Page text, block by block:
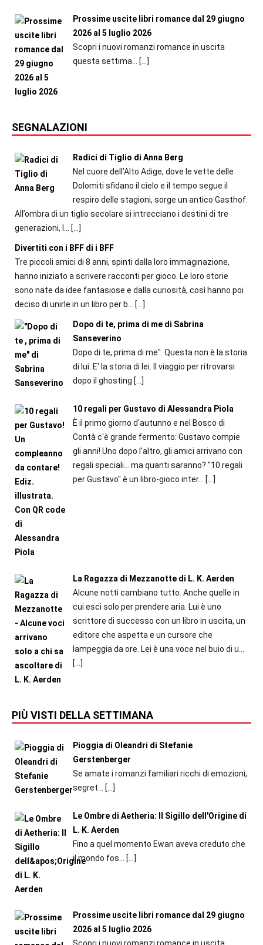
Prossime uscite libri romance dal 29 giugno
2026 al 5 luglio 2026
Scopri i nuovi romanzi romance in uscita
questa settima...
[…]
SEGNALAZIONI
Radici di Tiglio di Anna Berg
Nel cuore dell’Alto Adige, dove le vette delle
Dolomiti sfidano il cielo e il tempo segue il
respiro delle stagioni, sorge un antico Gasthof.
All’ombra di un tiglio secolare si intrecciano i destini di tre
generazioni, l...
[…]
Divertiti con i BFF di i BFF
Tre piccoli amici di 8 anni, spinti dalla loro immaginazione,
hanno iniziato a scrivere racconti per gioco. Le loro storie
sono nate da idee fantasiose e dalla curiosità, così hanno poi
deciso di unirle in un libro per b...
[…]
Dopo di te, prima di me di Sabrina
Sanseverino
Dopo di te, prima di me": Questa non è la storia
di lui. E' la storia di lei. Il viaggio per ritrovarsi
dopo il ghosting […]
10 regali per Gustavo di Alessandra Piola
È il primo giorno d'autunno e nel Bosco di
Contà c'è grande fermento: Gustavo compie
gli anni! Uno dopo l'altro, gli amici arrivano con
regali speciali... ma quanti saranno? "10 regali
per Gustavo" è un libro-gioco inter... […]
La Ragazza di Mezzanotte di L. K. Aerden
Alcune notti cambiano tutto. Anche quelle in
cui esci solo per prendere aria. Lui è uno
scrittore di successo con un libro in uscita, un
editore che aspetta e un cursore che
lampeggia da ore. Lei è una voce nel buio di u...
[…]
PIÙ VISTI DELLA SETTIMANA
Pioggia di Oleandri di Stefanie
Gerstenberger
Se amate i romanzi familiari ricchi di emozioni,
segret...
[…]
Le Ombre di Aetheria: Il Sigillo dell'Origine di
L. K. Aerden
Fino a quel momento Ewan aveva creduto che
il mondo fos... […]
Prossime uscite libri romance dal 29 giugno
2026 al 5 luglio 2026